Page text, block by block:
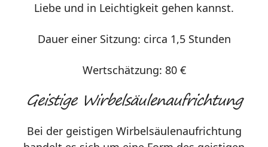
Liebe und in Leichtigkeit gehen kannst.
Dauer einer Sitzung: circa 1,5 Stunden
Wertschätzung: 80 €
Geistige Wirbelsäulenaufrichtung
Bei der geistigen Wirbelsäulenaufrichtung